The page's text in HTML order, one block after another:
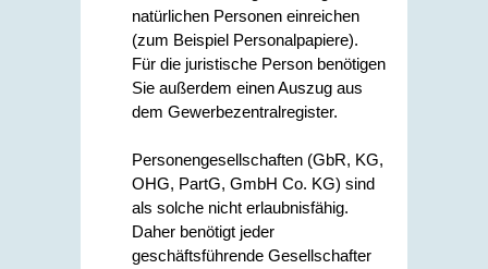
natürlichen Personen einreichen
(zum Beispiel Personalpapiere).
Für die juristische Person benötigen
Sie außerdem einen Auszug aus
dem Gewerbezentralregister.
Personengesellschaften (GbR, KG,
OHG, PartG, GmbH Co. KG) sind
als solche nicht erlaubnisfähig.
Daher benötigt jeder
geschäftsführende Gesellschafter